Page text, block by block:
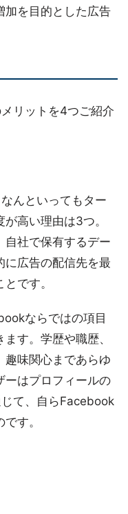
加を目的とした広告
リットを4つご紹介
んといってもター
高い理由は3つ。
自社で保有するデー
に広告の配信先を最
です。
ならではの項目
す。学歴や職歴、
趣味関心まであらゆ
ーはプロフィールの
て、自らFacebook
す。